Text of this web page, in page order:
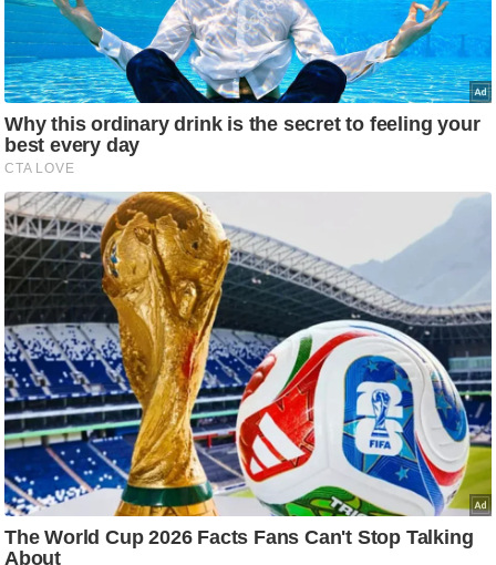
र्म
ज्यो
ति
ष
प्र
भु
म
हि
मा
/
ध
र्म
स्थ
ल
व्र
त
त्यो
हा
र